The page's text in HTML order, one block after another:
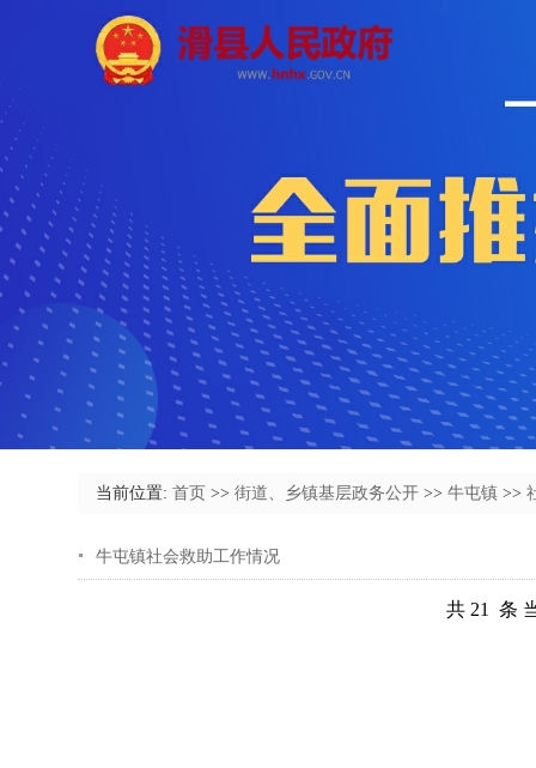
当前位置: 首页 >> 街道、乡镇基层政务公开 >> 牛屯镇 >>
牛屯镇社会救助工作情况
共 21 条